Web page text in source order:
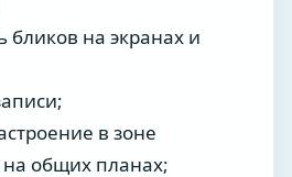
бликов на экранах и
в зоне
общих планах;